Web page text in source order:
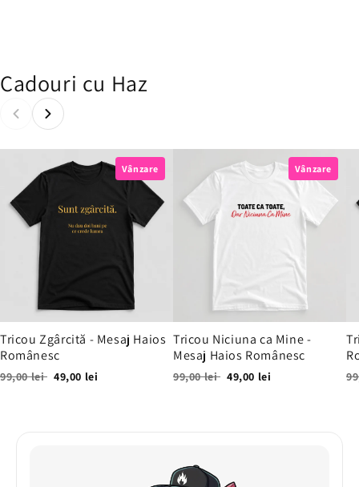
Cadouri cu Haz
Vânzare
Tricou Zgârcită - Mesaj Haios
Românesc
99,00 lei 49,00 lei
Vânzare
Tricou Niciuna ca Mine -
Mesaj Haios Românesc
99,00 lei 49,00 lei